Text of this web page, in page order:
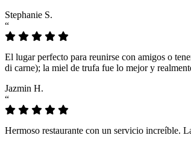
Stephanie S.
“
El lugar perfecto para reunirse con amigos o
di carne); la miel de trufa fue lo mejor y
Jazmin H.
“
Hermoso restaurante con un servicio increíble.